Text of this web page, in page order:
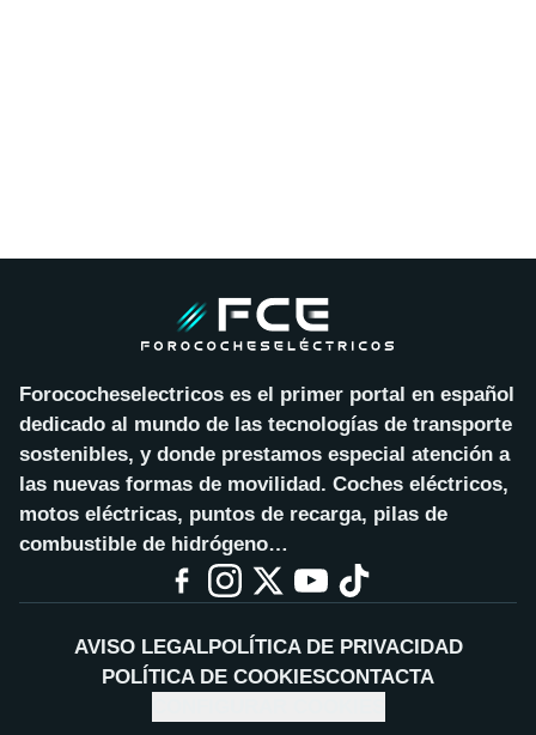
Forococheselectricos es el primer portal en español
dedicado al mundo de las tecnologías de transporte
sostenibles, y donde prestamos especial atención a
las nuevas formas de movilidad. Coches eléctricos,
motos eléctricas, puntos de recarga, pilas de
combustible de hidrógeno…
AVISO LEGALPOLÍTICA DE PRIVACIDAD
POLÍTICA DE COOKIESCONTACTA